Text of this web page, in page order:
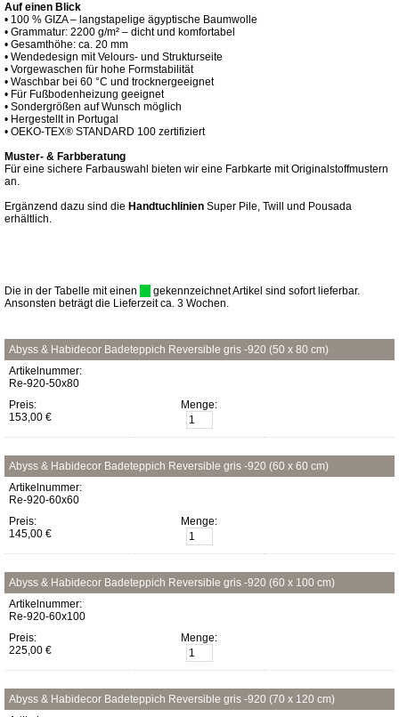
Auf einen Blick
• 100 % GIZA – langstapelige ägyptische Baumwolle
• Grammatur: 2200 g/m² – dicht und komfortabel
• Gesamthöhe: ca. 20 mm
• Wendedesign mit Velours- und Strukturseite
• Vorgewaschen für hohe Formstabilität
• Waschbar bei 60 °C und trocknergeeignet
• Für Fußbodenheizung geeignet
• Sondergrößen auf Wunsch möglich
• Hergestellt in Portugal
• OEKO-TEX® STANDARD 100 zertifiziert
Muster- & Farbberatung
Für eine sichere Farbauswahl bieten wir eine Farbkarte mit Originalstoffmustern
an.
Ergänzend dazu sind die Handtuchlinien Super Pile, Twill und Pousada
erhältlich.
Die in der Tabelle mit einen
gekennzeichnet Artikel sind sofort lieferbar.
Ansonsten beträgt die Lieferzeit ca. 3 Wochen.
Abyss & Habidecor Badeteppich Reversible gris -920 (50 x 80 cm)
Artikelnummer:
Re-920-50x80
Preis:
153,00 €
Menge:
Abyss & Habidecor Badeteppich Reversible gris -920 (60 x 60 cm)
Artikelnummer:
Re-920-60x60
Preis:
145,00 €
Menge:
Abyss & Habidecor Badeteppich Reversible gris -920 (60 x 100 cm)
Artikelnummer:
Re-920-60x100
Preis:
225,00 €
Menge:
Abyss & Habidecor Badeteppich Reversible gris -920 (70 x 120 cm)